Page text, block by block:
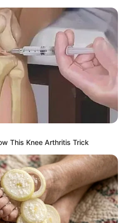
faciə:
Ərlə arvadın
tapıldı
This Knee Arthritis Trick